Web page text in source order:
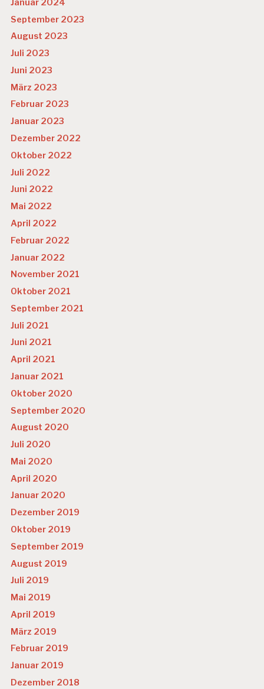
Januar 2024
September 2023
August 2023
Juli 2023
Juni 2023
März 2023
Februar 2023
Januar 2023
Dezember 2022
Oktober 2022
Juli 2022
Juni 2022
Mai 2022
April 2022
Februar 2022
Januar 2022
November 2021
Oktober 2021
September 2021
Juli 2021
Juni 2021
April 2021
Januar 2021
Oktober 2020
September 2020
August 2020
Juli 2020
Mai 2020
April 2020
Januar 2020
Dezember 2019
Oktober 2019
September 2019
August 2019
Juli 2019
Mai 2019
April 2019
März 2019
Februar 2019
Januar 2019
Dezember 2018